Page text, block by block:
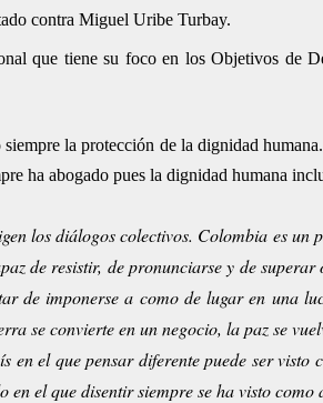
contra Miguel Uribe Turbay.
que tiene su foco en los Objetivos de
la protección de la dignidad
ha abogado pues la dignidad humana
los diálogos colectivos. Colombia es un
de resistir, de pronunciarse y de superar
imponerse a como de lugar en una
se convierte en un negocio, la paz se
el que pensar diferente puede ser visto
en el que disentir siempre se ha visto como